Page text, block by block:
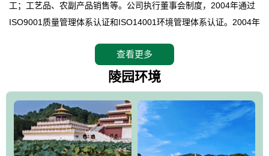
工；工艺品、农副产品销售等。公司执行董事会制度，2004年通过
ISO9001质量管理体系认证和ISO14001环境管理体系认证。2004年
拥有4A级旅游区头衔的花园式陵园，园内建有四星级酒店一座。
万佛园位于遵化市境内，座落在世界文化遗产清东陵地形墙内，地
形绝佳，地理位置优越，交通便利。公司以“建设全国顶级人生后花
园、打造佛教精品旅游圣地”为目标，以海外归侨、国内外知名人士
的墓地安葬、祭祀吊亡并结合旅游参观构成其主要使用功能；以苍
郁绚丽、优雅宜人的园林景观构成其外部形象。通过墓园建设与造
查看更多
陵园环境